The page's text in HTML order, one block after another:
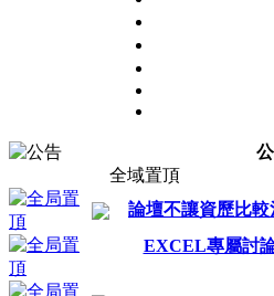
全域置頂
論壇不讓資歷比
EXCEL專屬討